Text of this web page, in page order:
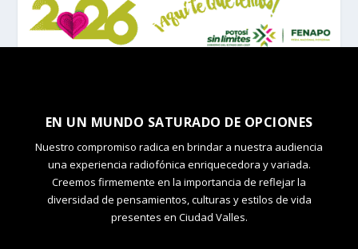
EN UN MUNDO SATURADO DE OPCIONES
Nuestro compromiso radica en brindar a nuestra audiencia
una experiencia radiofónica enriquecedora y variada.
Creemos firmemente en la importancia de reflejar la
diversidad de pensamientos, culturas y estilos de vida
presentes en Ciudad Valles.